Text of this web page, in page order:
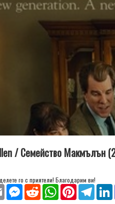
/ Семейство Макмълън
го с приятели! Благодарим ви!
Email MessengerReddit WhatsAppPinterest